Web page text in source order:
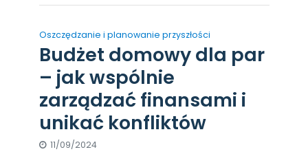
Oszczędzanie i planowanie przyszłości
Budżet domowy dla par
– jak wspólnie
zarządzać finansami i
unikać konfliktów
11/09/2024